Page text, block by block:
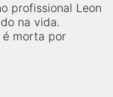
profissional Leon
na vida.
é morta por